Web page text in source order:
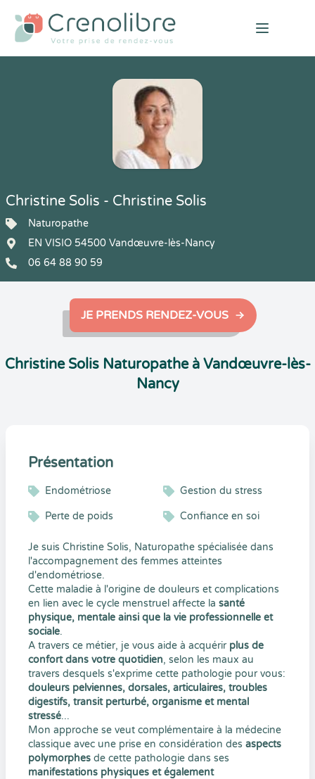
Open
Christine Solis - Christine Solis
Naturopathe
EN VISIO 54500 Vandœuvre-lès-Nancy
06 64 88 90 59
JE PRENDS RENDEZ-VOUS
Christine Solis Naturopathe à Vandœuvre-lès-
Nancy
Présentation
Endométriose Gestion du stress
Perte de poids Confiance en soi
Je suis Christine Solis, Naturopathe spécialisée dans
l'accompagnement des femmes atteintes
d'endométriose.
Cette maladie à l'origine de douleurs et complications
en lien avec le cycle menstruel affecte la santé
physique, mentale ainsi que la vie professionnelle et
sociale.
A travers ce métier, je vous aide à acquérirplus de
confort dans votre quotidien, selon les maux au
travers desquels s'exprime cette pathologie pour vous:
douleurs pelviennes, dorsales, articulaires, troubles
digestifs, transit perturbé, organisme et mental
stressé...
Mon approche se veut complémentaire à la médecine
classique avec une prise en considération des aspects
polymorphes de cette pathologie dans ses
manifestations physiques et également